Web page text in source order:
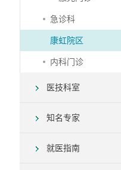
急诊科
康虹院区
内科门诊
医技科室
知名专家
就医指南